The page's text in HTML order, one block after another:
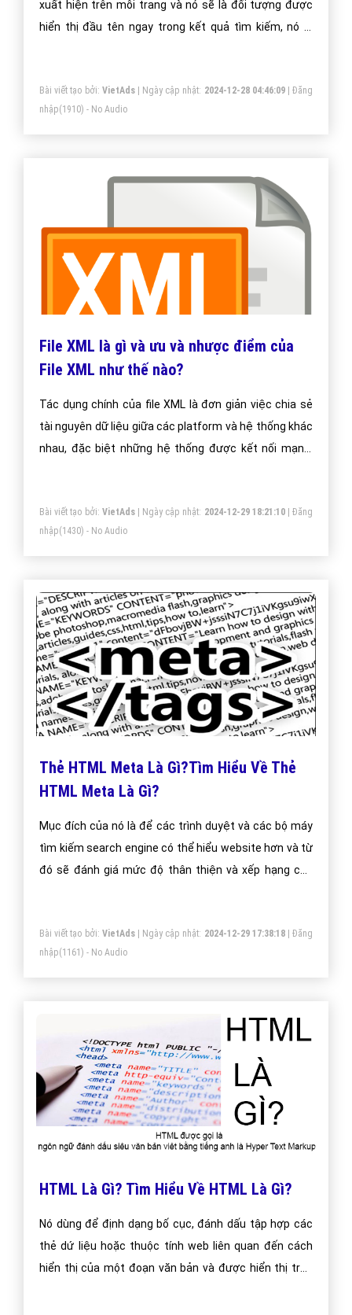
xuất hiện trên mỗi trang và nó sẽ là đối tượng được
hiển thị đầu tên ngay trong kết quả tìm kiếm, nó là
Bài viết tạo bởi: VietAds| Ngày cập nhật: 2024-12-28 04:46:09|Đăng
nhập(1910) - No Audio
File XML là gì và ưu và nhược điểm của
File XML như thế nào?
Tác dụng chính của file XML là đơn giản việc chia sẻ
tài nguyên dữ liệu giữa các platform và hệ thống khác
nhau, đặc biệt những hệ thống được kết nối mạng.
Bài viết tạo bởi: VietAds| Ngày cập nhật: 2024-12-29 18:21:10|Đăng
nhập(1430) - No Audio
Thẻ HTML Meta Là Gì?Tìm Hiểu Về Thẻ
HTML Meta Là Gì?
Mục đích của nó là để các trình duyệt và các bộ máy
tìm kiếm search engine có thể hiểu website hơn và từ
đó sẽ đánh giá mức độ thân thiện và xếp hạng cho
Bài viết tạo bởi: VietAds| Ngày cập nhật: 2024-12-29 17:38:18|Đăng
nhập(1161) - No Audio
HTML Là Gì? Tìm Hiểu Về HTML Là Gì?
Nó dùng để định dạng bố cục, đánh dấu tập hợp các
thẻ dứ liệu hoặc thuộc tính web liên quan đến cách
hiển thị của một đoạn văn bản và được hiển thị trên